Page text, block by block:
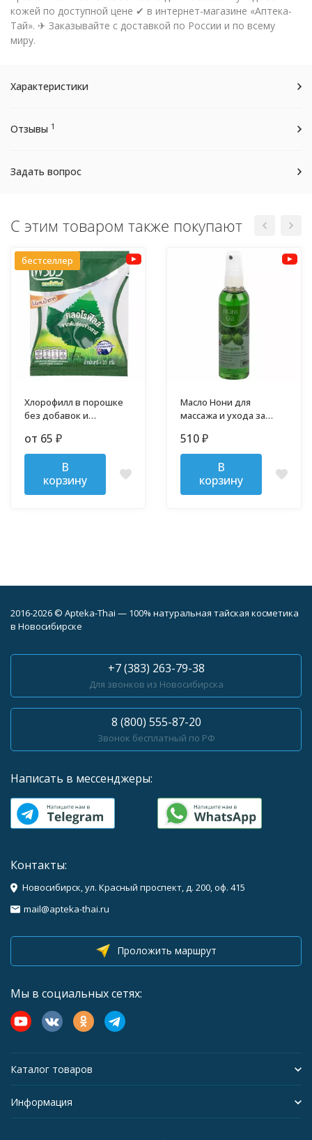
кожей по доступной цене ✔ в интернет-магазине «Аптека-
Тай». ✈ Заказывайте с доставкой по России и по всему
миру.
Характеристики
Отзывы 1
Задать вопрос
С этим товаром также покупают
бестселлер
Хлорофилл в порошке
без добавок и
от 65 ₽
В
корзину
Масло Нони для
массажа и ухода за
510 ₽
В
корзину
2016-2026 © Apteka-Thai — 100% натуральная тайская косметика
в Новосибирске
+7 (383) 263-79-38
Для звонков из Новосибирска
8 (800) 555-87-20
Звонок бесплатный по РФ
Написать в мессенджеры:
Контакты:
Новосибирск, ул. Красный проспект, д. 200, оф. 415
mail@apteka-thai.ru
Проложить маршрут
Мы в социальных сетях:
Каталог товаров
Информация